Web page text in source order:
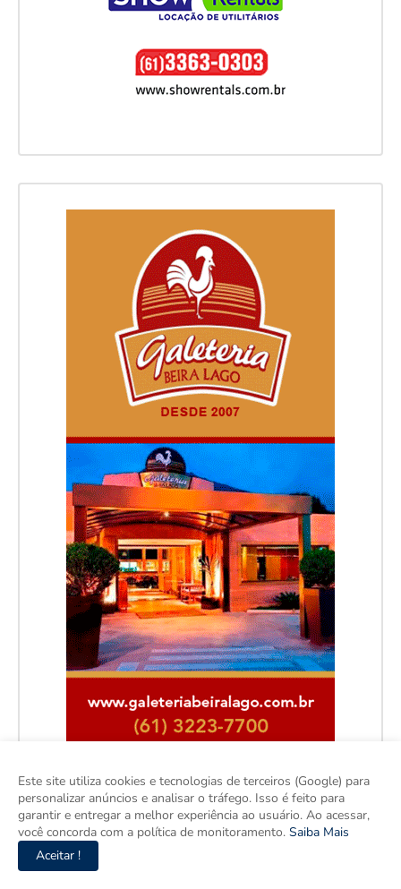
Este site utiliza cookies e tecnologias de terceiros (Google) para
personalizar anúncios e analisar o tráfego. Isso é feito para
garantir e entregar a melhor experiência ao usuário. Ao acessar,
você concorda com a política de monitoramento. Saiba Mais
Aceitar !